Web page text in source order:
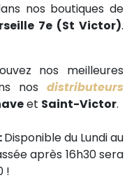
nos boutiques de
7e (St Victor).
nos meilleures
nos distributeurs
et Saint-Victor.
Disponible du Lundi au
après 16h30 sera
!